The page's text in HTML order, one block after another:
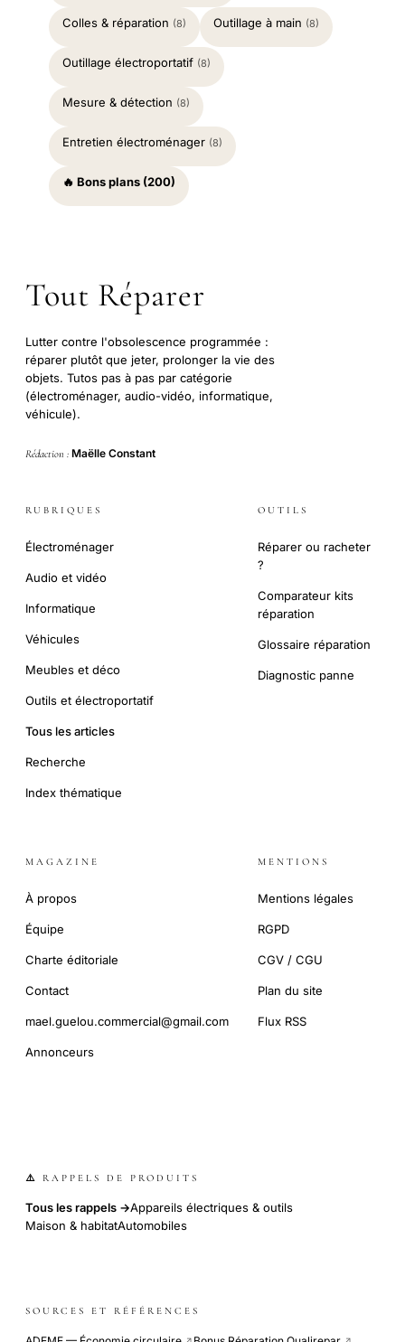
Colles & réparation (8) Outillage à main (8)
Outillage électroportatif (8)
Mesure & détection (8)
Entretien électroménager (8)
🔥 Bons plans (200)
Tout Réparer
Lutter contre l'obsolescence programmée :
réparer plutôt que jeter, prolonger la vie des
objets. Tutos pas à pas par catégorie
(électroménager, audio-vidéo, informatique,
véhicule).
Rédaction : Maëlle Constant
RUBRIQUES
Électroménager
Audio et vidéo
Informatique
Véhicules
Meubles et déco
Outils et électroportatif
Tous les articles
Recherche
Index thématique
OUTILS
Réparer ou racheter
?
Comparateur kits
réparation
Glossaire réparation
Diagnostic panne
MAGAZINE
À propos
Équipe
Charte éditoriale
Contact
mael.guelou.commercial@gmail.com
Annonceurs
MENTIONS
Mentions légales
RGPD
CGV / CGU
Plan du site
Flux RSS
⚠️ RAPPELS DE PRODUITS
Tous les rappels →Appareils électriques & outils
Maison & habitatAutomobiles
SOURCES ET RÉFÉRENCES